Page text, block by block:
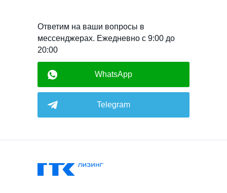
Ответим на ваши вопросы в
мессенджерах. Ежедневно с 9:00 до
20:00
Telegram
WhatsApp